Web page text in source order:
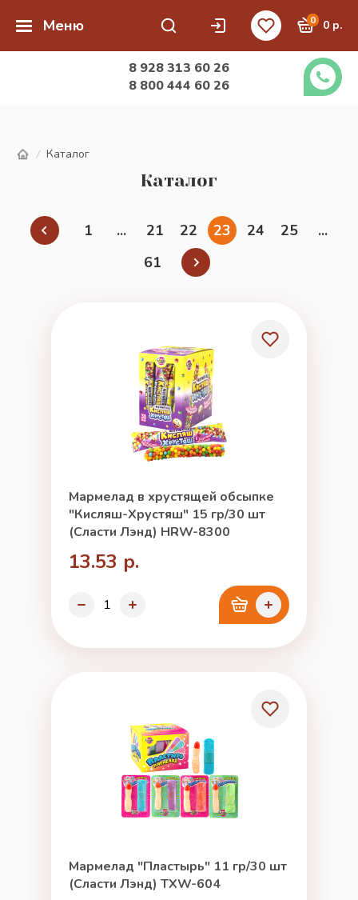
Меню 0 0 р.
8 928 313 60 26
8 800 444 60 26
/ Каталог
Каталог
1 ... 21 22 23 24 25
...
61
Мармелад в хрустящей обсыпке
"Кисляш-Хрустяш" 15 гр/30 шт
(Сласти Лэнд) HRW-8300
13.53 р.
Мармелад "Пластырь" 11 гр/30 шт
(Сласти Лэнд) TXW-604